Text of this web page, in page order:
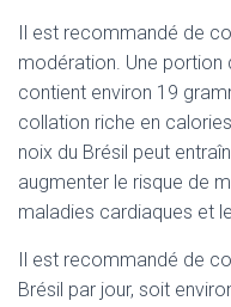
Il est recommandé de
modération. Une portion
contient environ 19
collation riche en
noix du Brésil peut
augmenter le risque de
maladies cardiaques et
Il est recommandé de
Brésil par jour, soit